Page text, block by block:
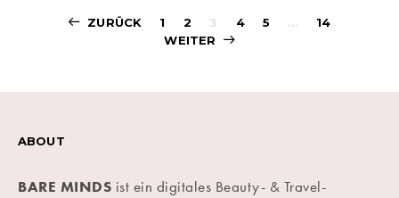
ZURÜCK 1 2 3 4 5 …
14
WEITER
ABOUT
BARE MINDS ist ein digitales Beauty- & Travel-